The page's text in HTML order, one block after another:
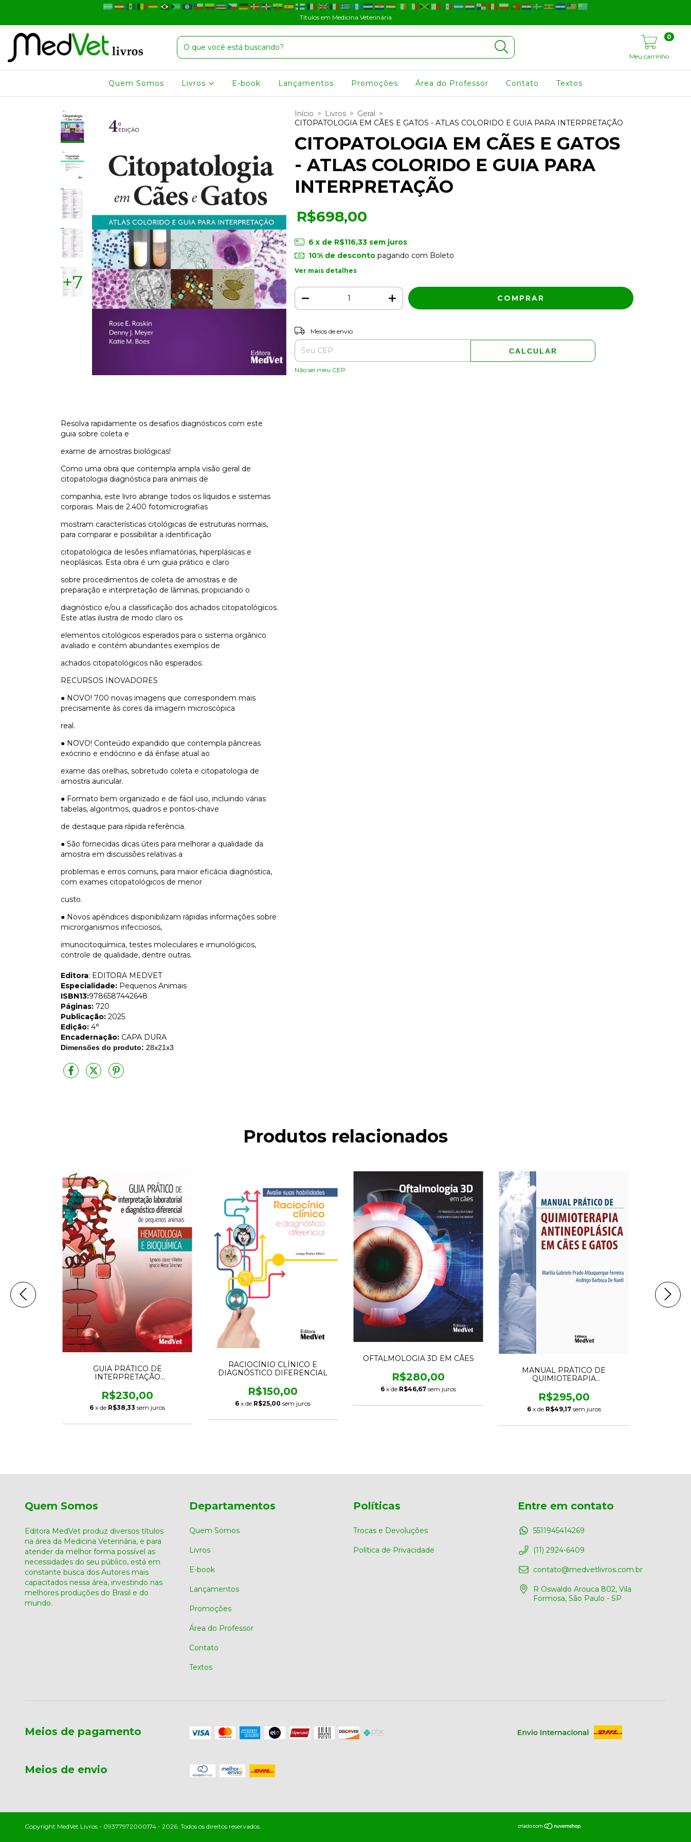
Títulos em Medicina Veterinária
Meu carrinho
0
Quem Somos Livros E-book Lançamentos Promoções Área do Professor Contato Textos
+7
Resolva rapidamente os desafios diagnósticos com este
guia sobre coleta e
exame de amostras biológicas!
Como uma obra que contempla ampla visão geral de
citopatologia diagnóstica para animais de
companhia, este livro abrange todos os líquidos e sistemas
corporais. Mais de 2.400 fotomicrografias
mostram características citológicas de estruturas normais,
para comparar e possibilitar a identificação
citopatológica de lesões inflamatórias, hiperplásicas e
neoplásicas. Esta obra é um guia prático e claro
sobre procedimentos de coleta de amostras e de
preparação e interpretação de lâminas, propiciando o
diagnóstico e/ou a classificação dos achados citopatológicos.
Este atlas ilustra de modo claro os
elementos citológicos esperados para o sistema orgânico
avaliado e contém abundantes exemplos de
achados citopatológicos não esperados.
RECURSOS INOVADORES
● NOVO! 700 novas imagens que correspondem mais
precisamente às cores da imagem microscópica
real.
● NOVO! Conteúdo expandido que contempla pâncreas
exócrino e endócrino e dá ênfase atual ao
exame das orelhas, sobretudo coleta e citopatologia de
amostra auricular.
● Formato bem organizado e de fácil uso, incluindo várias
tabelas, algoritmos, quadros e pontos-chave
de destaque para rápida referência.
● São fornecidas dicas úteis para melhorar a qualidade da
amostra em discussões relativas a
problemas e erros comuns, para maior eficácia diagnóstica,
com exames citopatológicos de menor
custo.
● Novos apêndices disponibilizam rápidas informações sobre
microrganismos infecciosos,
imunocitoquímica, testes moleculares e imunológicos,
controle de qualidade, dentre outras.
Editora: EDITORA MEDVET
Especialidade: Pequenos Animais
ISBN13:9786587442648
Páginas: 720
Publicação: 2025
Edição: 4°
Encadernação: CAPA DURA
Dimensões do produto: 28x21x3
Início > Livros > Geral >
CITOPATOLOGIA EM CÃES E GATOS - ATLAS COLORIDO E GUIA PARA INTERPRETAÇÃO
CITOPATOLOGIA EM CÃES E GATOS
- ATLAS COLORIDO E GUIA PARA
INTERPRETAÇÃO
R$698,00
6 x de R$116,33 sem juros
10% de descontopagando com Boleto
Ver mais detalhes
Entregas para o CEP:
Meios de envio
CALCULAR
Não sei meu CEP
Produtos relacionados
GUIA PRÁTICO DE
INTERPRETAÇÃO
DIFERENCIAL DE PEQUENOS
ANIMAIS
R$230,00
6 x de R$38,33 sem juros
RACIOCÍNIO CLÍNICO E
DIAGNÓSTICO DIFERENCIAL
R$150,00
6 x de R$25,00 sem juros
OFTALMOLOGIA 3D EM CÃES
R$280,00
6 x de R$46,67 sem juros
MANUAL PRÁTICO DE
QUIMIOTERAPIA
GATOS
R$295,00
6 x de R$49,17 sem juros
Quem Somos
Editora MedVet produz diversos títulos
na área da Medicina Veterinária, e para
atender da melhor forma possível as
necessidades do seu público, está em
constante busca dos Autores mais
capacitados nessa área, investindo nas
melhores produções do Brasil e do
mundo.
Departamentos
Quem Somos
Livros
E-book
Lançamentos
Promoções
Área do Professor
Contato
Textos
Políticas
Trocas e Devoluções
Política de Privacidade
Entre em contato
5511945414269
(11) 2924-6409
contato@medvetlivros.com.br
R Oswaldo Arouca 802, Vila
Formosa, São Paulo - SP
Meios de pagamento
Meios de envio
Copyright MedVet Livros - 09377972000174 - 2026. Todos os direitos reservados.